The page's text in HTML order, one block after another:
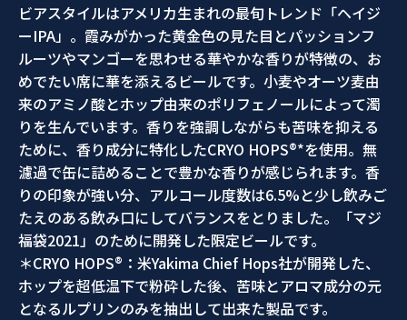
ビアスタイルはアメリカ生まれの最旬トレンド「ヘイジ
ーIPA」。霞みがかった黄金色の見た目とパッションフ
ルーツやマンゴーを思わせる華やかな香りが特徴の、お
めでたい席に華を添えるビールです。小麦やオーツ麦由
来のアミノ酸とホップ由来のポリフェノールによって濁
りを生んでいます。香りを強調しながらも苦味を抑える
ために、香り成分に特化したCRYO HOPS®*を使用。無
濾過で缶に詰めることで豊かな香りが感じられます。香
りの印象が強い分、アルコール度数は6.5%と少し飲みご
たえのある飲み口にしてバランスをとりました。「マジ
福袋2021」のために開発した限定ビールです。
＊CRYO HOPS®：米Yakima Chief Hops社が開発した、
ホップを超低温下で粉砕した後、苦味とアロマ成分の元
となるルプリンのみを抽出して出来た製品です。